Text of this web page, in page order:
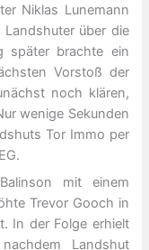
Niklas Lunemann
über die
später brachte ein
Vorstoß der
noch klären,
wenige Sekunden
Tor Immo per
mit einem
Trevor Gooch in
In der Folge erhielt
Landshut